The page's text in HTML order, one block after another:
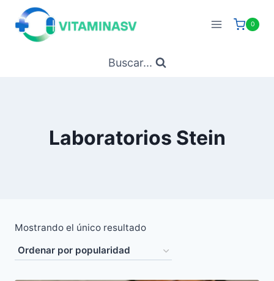
Saltar
contenido
0
Buscar...
Laboratorios Stein
Mostrando el único resultado